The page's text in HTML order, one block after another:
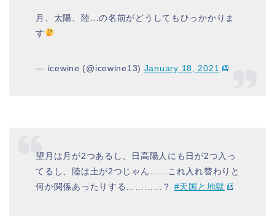
月、太陽、陸…の名前がどうしてもひっかかりま
す
— icewine (@icewine13) January 18, 2021
望月は月が2つあるし、日高陽人にも日が2つ入っ
てるし、陸は土が2つじゃん……これ入れ替わりと
何か関係あったりする…………？ #天国と地獄